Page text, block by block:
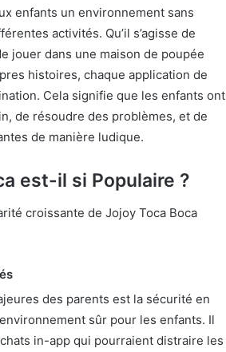
enfants un environnement sans
activités. Qu’il s’agisse de
jouer dans une maison de poupée
histoires, chaque application de
Cela signifie que les enfants ont
de résoudre des problèmes, et de
de manière ludique.
est-il si Populaire ?
croissante de Jojoy Toca Boca
des parents est la sécurité en
sûr pour les enfants. Il
in-app qui pourraient distraire les